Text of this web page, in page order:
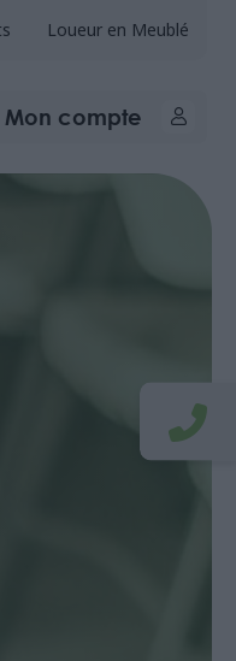
Loueur en Meublé
Mon compte